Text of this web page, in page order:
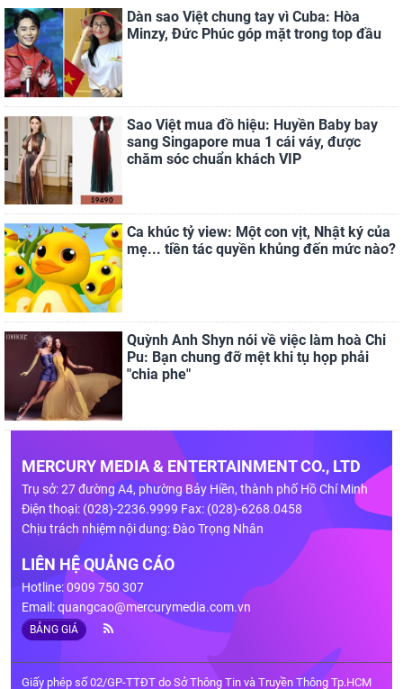
Dàn sao Việt chung tay vì Cuba: Hòa
Minzy, Đức Phúc góp mặt trong top đầu
Sao Việt mua đồ hiệu: Huyền Baby bay
sang Singapore mua 1 cái váy, được
chăm sóc chuẩn khách VIP
Ca khúc tỷ view: Một con vịt, Nhật ký của
mẹ... tiền tác quyền khủng đến mức nào?
Quỳnh Anh Shyn nói về việc làm hoà Chi
Pu: Bạn chung đỡ mệt khi tụ họp phải
"chia phe"
MERCURY MEDIA & ENTERTAINMENT CO., LTD
Trụ sở: 27 đường A4, phường Bảy Hiền, thành phố Hồ Chí Minh
Điện thoại: (028)-2236.9999 Fax: (028)-6268.0458
Chịu trách nhiệm nội dung: Đào Trọng Nhân
LIÊN HỆ QUẢNG CÁO
Hotline: 0909 750 307
Email:quangcao@mercurymedia.com.vn
BẢNG GIÁ
Giấy phép số 02/GP-TTĐT do Sở Thông Tin và Truyền Thông Tp.HCM